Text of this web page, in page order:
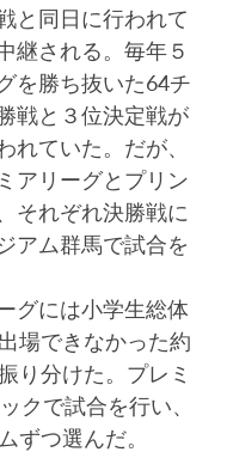
と同日に行われて
継される。毎年５
を勝ち抜いた64チ
戦と３位決定戦が
れていた。だが、
アリーグとプリン
それぞれ決勝戦に
アム群馬で試合を
グには小学生総体
場できなかった約
り分けた。プレミ
クで試合を行い、
ずつ選んだ。